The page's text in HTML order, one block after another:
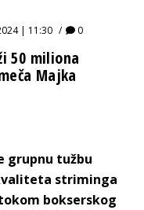
| 11:30 0
50 miliona
Majka
grupnu tužbu
striminga
bokserskog